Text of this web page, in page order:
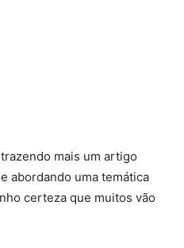
mais um artigo
abordando uma temática
certeza que muitos vão